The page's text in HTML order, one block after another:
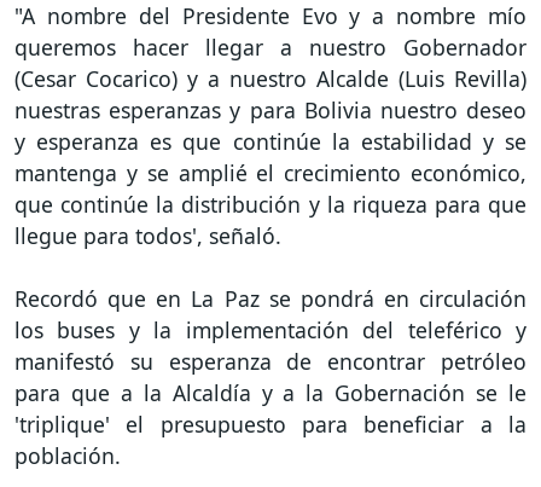
"A nombre del Presidente Evo y a nombre mío
queremos hacer llegar a nuestro Gobernador
(Cesar Cocarico) y a nuestro Alcalde (Luis Revilla)
nuestras esperanzas y para Bolivia nuestro deseo
y esperanza es que continúe la estabilidad y se
mantenga y se amplié el crecimiento económico,
que continúe la distribución y la riqueza para que
llegue para todos', señaló.
Recordó que en La Paz se pondrá en circulación
los buses y la implementación del teleférico y
manifestó su esperanza de encontrar petróleo
para que a la Alcaldía y a la Gobernación se le
'triplique' el presupuesto para beneficiar a la
población.